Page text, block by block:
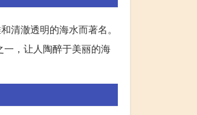
清澈透明的海水而著名。
，让人陶醉于美丽的海